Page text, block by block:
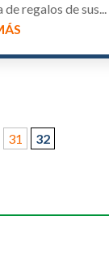
de regalos de sus...
31 32